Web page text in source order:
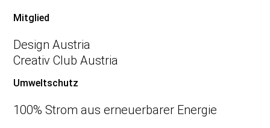
Mitglied
Design Austria
Creativ Club Austria
Umweltschutz
100% Strom aus erneuerbarer Energie